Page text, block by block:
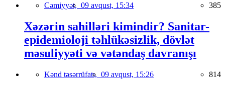
Cəmiyyət, 09 avqust, 15:34 385
Xəzərin sahilləri kimindir? Sanitar-
epidemioloji təhlükəsizlik, dövlət
məsuliyyəti və vətəndaş davranışı
Kənd təsərrüfatı, 09 avqust, 15:26 814